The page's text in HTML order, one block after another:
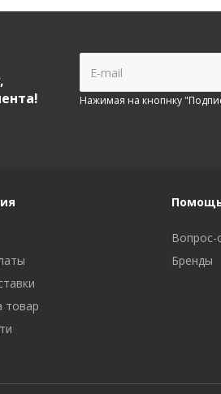
Нажимая на кнопнку
товар
Вопрос-
Бренды